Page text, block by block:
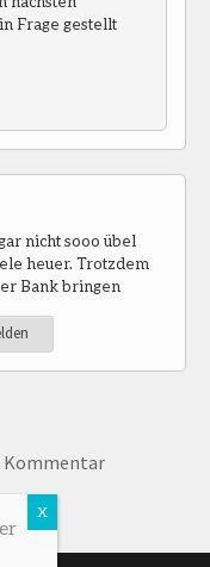
Frage gestellt
nicht sooo übel
heuer. Trotzdem
Bank bringen
Kommentar